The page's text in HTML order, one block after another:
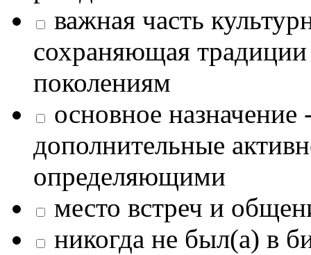
важная часть
сохраняющая
поколениям
основное назначение
дополнительные
определяющими
место встреч и
никогда не был(а) в